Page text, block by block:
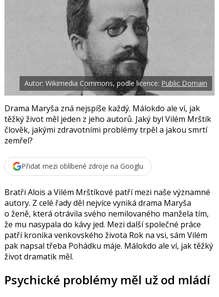
b
o
o
k
u
X
Autor: Wikimedia Commons, podle licence: Public Domain
Drama Maryša zná nejspíše každý. Málokdo ale ví, jak
těžký život měl jeden z jeho autorů. Jaký byl Vilém Mrštík
člověk, jakými zdravotními problémy trpěl a jakou smrtí
zemřel?
Přidat mezi oblíbené zdroje na Googlu
Bratři Alois a Vilém Mrštíkové patří mezi naše významné
autory. Z celé řady děl nejvíce vyniká drama Maryša
o ženě, která otrávila svého nemilovaného manžela tím,
že mu nasypala do kávy jed. Mezi další společné práce
patří kronika venkovského života Rok na vsi, sám Vilém
pak napsal třeba Pohádku máje. Málokdo ale ví, jak těžký
život dramatik měl.
Psychické problémy měl už od mládí